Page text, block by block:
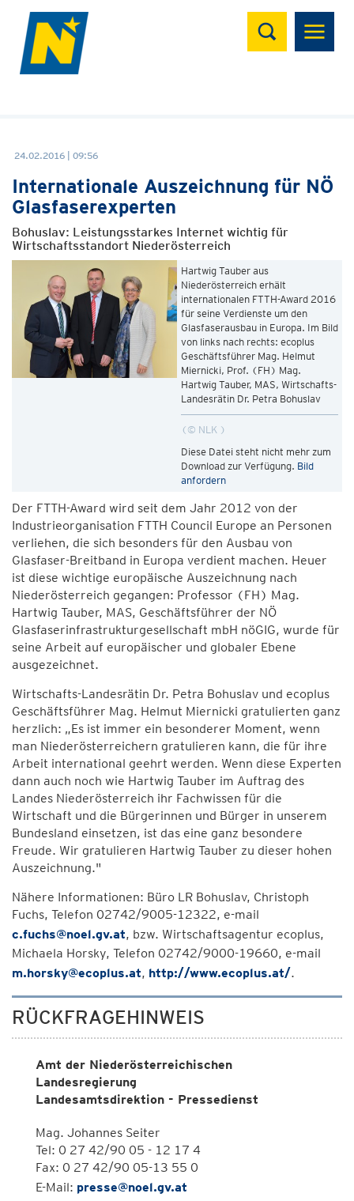
Suchen
24.02.2016 | 09:56
Internationale Auszeichnung für NÖ
Glasfaserexperten
Bohuslav: Leistungsstarkes Internet wichtig für
Wirtschaftsstandort Niederösterreich
Hartwig Tauber aus
Niederösterreich erhält
internationalen FTTH-Award 2016
für seine Verdienste um den
Glasfaserausbau in Europa. Im Bild
von links nach rechts: ecoplus
Geschäftsführer Mag. Helmut
Miernicki, Prof. (FH) Mag.
Hartwig Tauber, MAS, Wirtschafts-
Landesrätin Dr. Petra Bohuslav
© NLK
Diese Datei steht nicht mehr zum
Download zur Verfügung. Bild
anfordern
Der FTTH-Award wird seit dem Jahr 2012 von der
Industrieorganisation FTTH Council Europe an Personen
verliehen, die sich besonders für den Ausbau von
Glasfaser-Breitband in Europa verdient machen. Heuer
ist diese wichtige europäische Auszeichnung nach
Niederösterreich gegangen: Professor (FH) Mag.
Hartwig Tauber, MAS, Geschäftsführer der NÖ
Glasfaserinfrastrukturgesellschaft mbH nöGIG, wurde für
seine Arbeit auf europäischer und globaler Ebene
ausgezeichnet.
Wirtschafts-Landesrätin Dr. Petra Bohuslav und ecoplus
Geschäftsführer Mag. Helmut Miernicki gratulierten ganz
herzlich: „Es ist immer ein besonderer Moment, wenn
man Niederösterreichern gratulieren kann, die für ihre
Arbeit international geehrt werden. Wenn diese Experten
dann auch noch wie Hartwig Tauber im Auftrag des
Landes Niederösterreich ihr Fachwissen für die
Wirtschaft und die Bürgerinnen und Bürger in unserem
Bundesland einsetzen, ist das eine ganz besondere
Freude. Wir gratulieren Hartwig Tauber zu dieser hohen
Auszeichnung."
Nähere Informationen: Büro LR Bohuslav, Christoph
Fuchs, Telefon 02742/9005-12322, e-mail
c.fuchs@noel.gv.at, bzw. Wirtschaftsagentur ecoplus,
Michaela Horsky, Telefon 02742/9000-19660, e-mail
m.horsky@ecoplus.at, http://www.ecoplus.at/.
RÜCKFRAGEHINWEIS
Amt der Niederösterreichischen
Landesregierung
Landesamtsdirektion - Pressedienst
Mag. Johannes Seiter
Tel: 0 27 42/90 05 - 12 17 4
Fax: 0 27 42/90 05-13 55 0
E-Mail: presse@noel.gv.at